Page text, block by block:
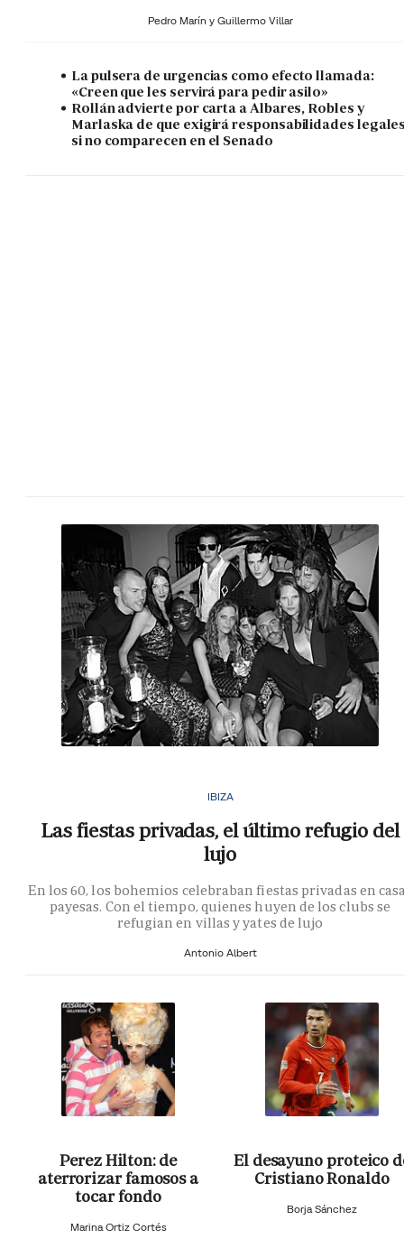
Pedro Marín y Guillermo Villar
La pulsera de urgencias como efecto llamada:
«Creen que les servirá para pedir asilo»
Rollán advierte por carta a Albares, Robles y
Marlaska de que exigirá responsabilidades
si no comparecen en el Senado
IBIZA
Las fiestas privadas, el último refugio del
lujo
En los 60, los bohemios celebraban fiestas privadas en
payesas. Con el tiempo, quienes huyen de los clubs se
refugian en villas y yates de lujo
Antonio Albert
Perez Hilton: de
aterrorizar famosos a
tocar fondo
Marina Ortiz Cortés
El desayuno proteico
Cristiano Ronaldo
Borja Sánchez